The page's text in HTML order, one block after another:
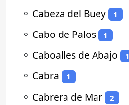
⚬ Cabeza del Buey 1
⚬ Cabo de Palos 1
⚬ Caboalles de Abajo 1
⚬ Cabra 1
⚬ Cabrera de Mar 2